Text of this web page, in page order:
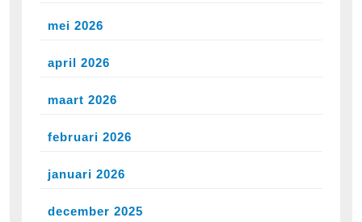
mei 2026
april 2026
maart 2026
februari 2026
januari 2026
december 2025